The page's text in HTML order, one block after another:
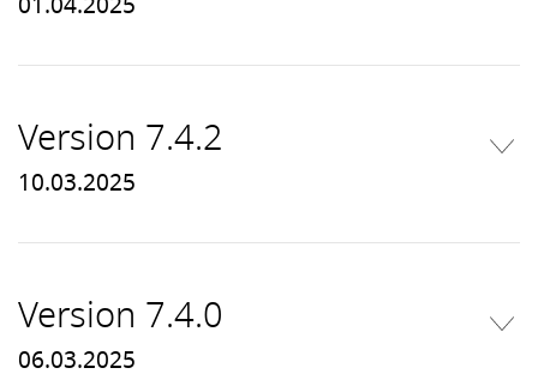
Version 7.4.2
10.03.2025
Version 7.4.0
06.03.2025